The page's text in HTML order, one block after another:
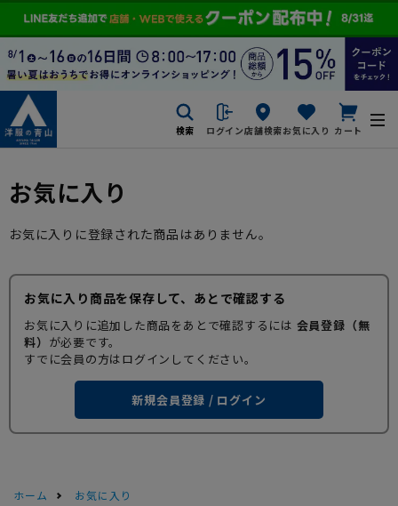
検索 ログイン店舗検索お気に入り カート
お気に入り
お気に入りに登録された商品はありません。
お気に入り商品を保存して、あとで確認する
お気に入りに追加した商品をあとで確認するには 会員登録（無
料） が必要です。
すでに会員の方はログインしてください。
新規会員登録 / ログイン
ホーム お気に入り